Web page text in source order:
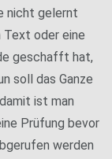
nicht gelernt
Text oder eine
geschafft hat,
soll das Ganze
ist man
Prüfung bevor
werden